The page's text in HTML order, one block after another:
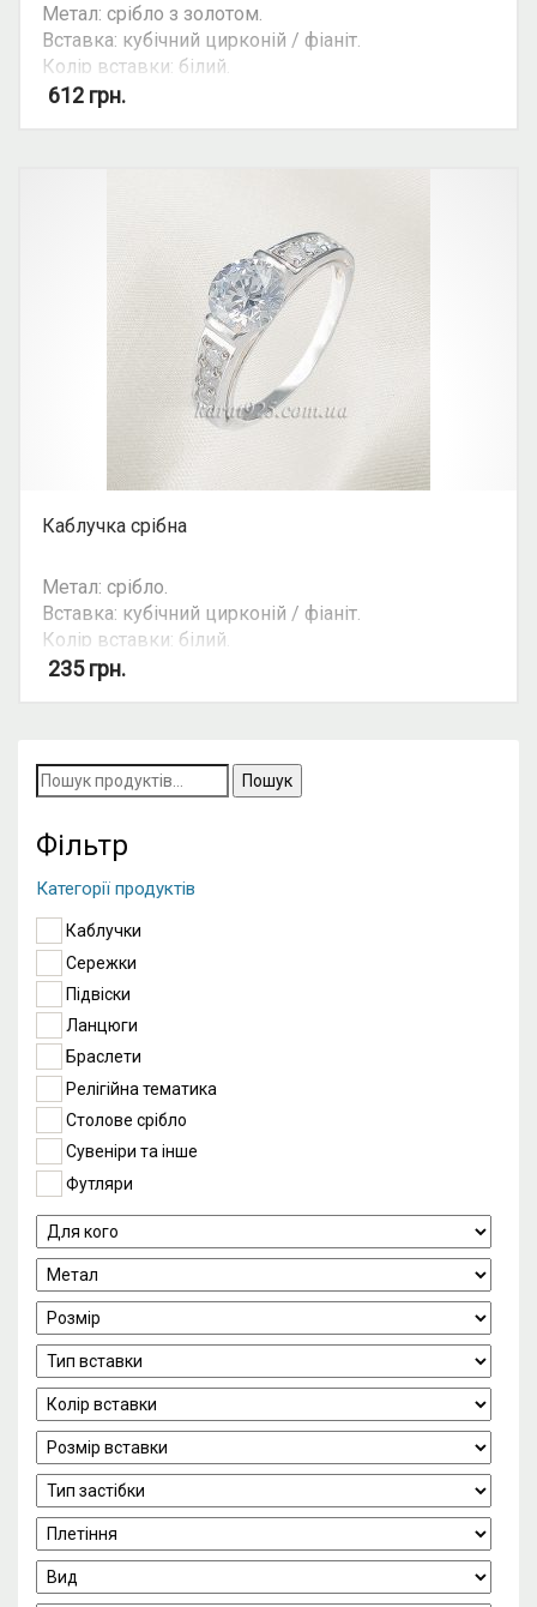
Метал: срібло з золотом.
Вставка: кубічний цирконій / фіаніт.
Колір вставки: білий.
Вид: круглий камінь, подвійна каблучка.
612 грн.
Каблучка срібна
Метал: срібло.
Вставка: кубічний цирконій / фіаніт.
Колір вставки: білий.
Вид: з 1 камінням.
235грн.
Пошук
за
запитом:
Фільтр
Категорії продуктів
Каблучки
Сережки
Підвіски
Ланцюги
Браслети
Релігійна тематика
Столове срібло
Сувеніри та інше
Футляри